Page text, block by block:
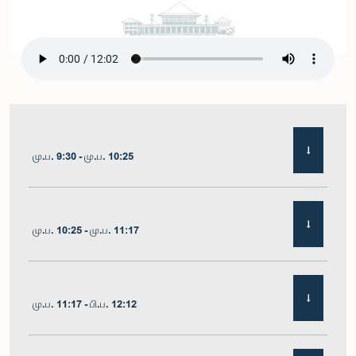
மு.ப. 9:30 - மு.ப. 10:25
மு.ப. 10:25 - மு.ப. 11:17
மு.ப. 11:17 - பி.ப. 12:12